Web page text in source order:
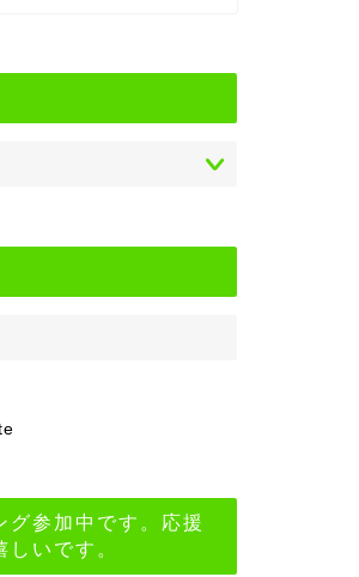
グ参加中です。応援
いです。